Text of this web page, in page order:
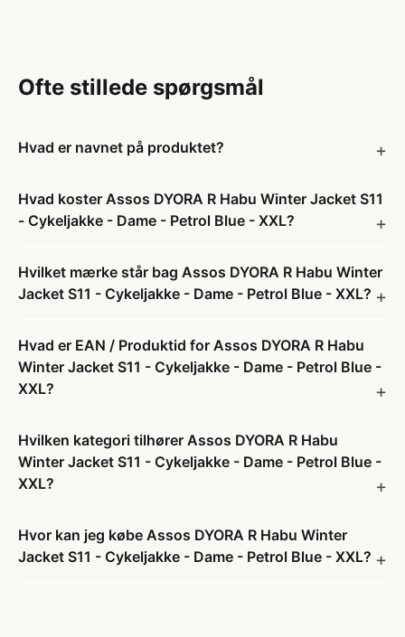
Ofte stillede spørgsmål
Hvad er navnet på produktet?
Hvad koster Assos DYORA R Habu Winter Jacket S11
- Cykeljakke - Dame - Petrol Blue - XXL?
Hvilket mærke står bag Assos DYORA R Habu Winter
Jacket S11 - Cykeljakke - Dame - Petrol Blue - XXL?
Hvad er EAN / Produktid for Assos DYORA R Habu
Winter Jacket S11 - Cykeljakke - Dame - Petrol Blue -
XXL?
Hvilken kategori tilhører Assos DYORA R Habu
Winter Jacket S11 - Cykeljakke - Dame - Petrol Blue -
XXL?
Hvor kan jeg købe Assos DYORA R Habu Winter
Jacket S11 - Cykeljakke - Dame - Petrol Blue - XXL?